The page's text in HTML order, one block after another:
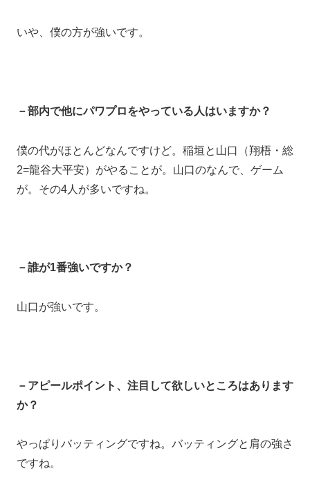
いや、僕の方が強いです。
－部内で他にパワプロをやっている人はいますか？
僕の代がほとんどなんですけど。稲垣と山口（翔梧・総
2=龍谷大平安）がやることが。山口のなんで、ゲーム
が。その4人が多いですね。
－誰が1番強いですか？
山口が強いです。
－アピールポイント、注目して欲しいところはあります
か？
やっぱりバッティングですね。バッティングと肩の強さ
ですね。